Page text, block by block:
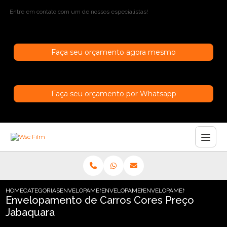
Entre em contato com um de nossos especialistas!
Faça seu orçamento agora mesmo
Faça seu orçamento por Whatsapp
HOMECATEGORIASENVELOPAMENTO DE CARROS
ENVELOPAMENTO DE CARRO SAO PAULO
ENVELOPAMENTO DE
Envelopamento de Carros Cores Preço
Jabaquara